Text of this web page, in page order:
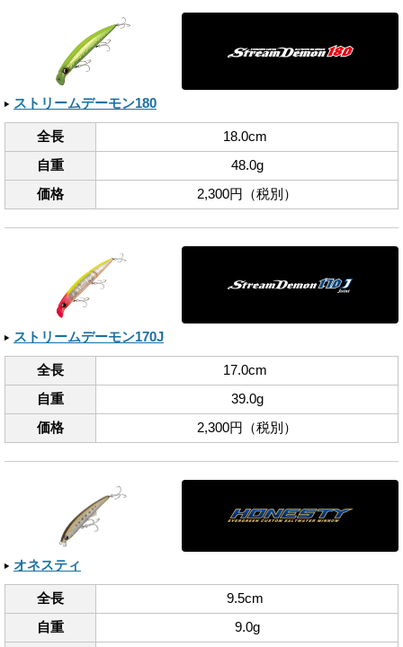
ストリームデーモン180
全長
18.0cm
自重
48.0g
価格
2,300円（税別）
ストリームデーモン170J
全長
17.0cm
自重
39.0g
価格
2,300円（税別）
オネスティ
全長
9.5cm
自重
9.0g